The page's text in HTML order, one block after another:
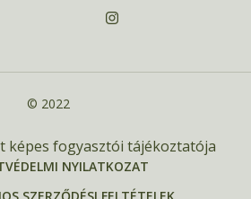
© 2022
NYILATKOZAT